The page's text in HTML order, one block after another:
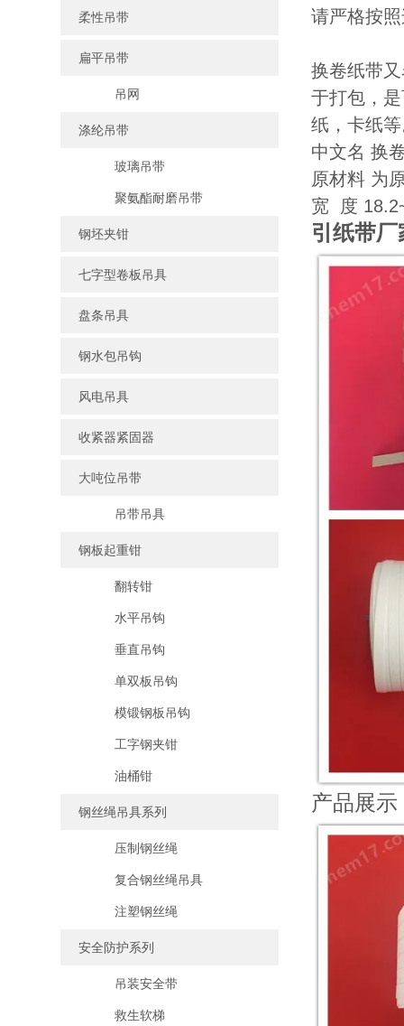
柔性吊带
扁平吊带
吊网
涤纶吊带
玻璃吊带
聚氨酯耐磨吊带
钢坯夹钳
七字型卷板吊具
盘条吊具
钢水包吊钩
风电吊具
收紧器紧固器
大吨位吊带
吊带吊具
钢板起重钳
翻转钳
水平吊钩
垂直吊钩
单双板吊钩
模锻钢板吊钩
工字钢夹钳
油桶钳
钢丝绳吊具系列
压制钢丝绳
复合钢丝绳吊具
注塑钢丝绳
安全防护系列
吊装安全带
救生软梯
请严格按
换卷纸带
于打包，
纸，卡纸
中文名 换
原材料 为
宽 度
引纸带
产品展示